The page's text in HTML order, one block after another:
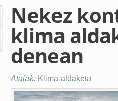
Nekez
klima
denean
Atalak: Klima aldaketa